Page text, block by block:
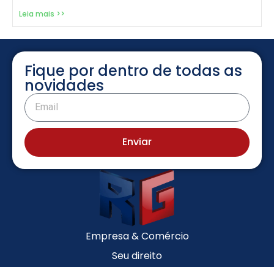
Leia mais >>
Fique por dentro de todas as
novidades
Enviar
Empresa & Comércio
Seu direito